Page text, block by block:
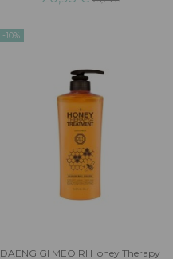
-10%
DAENG GI MEO RI Honey Therapy